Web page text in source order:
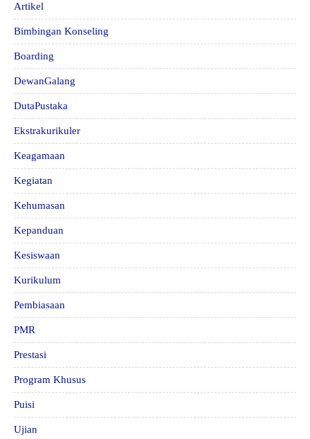
Artikel
Bimbingan Konseling
Boarding
DewanGalang
DutaPustaka
Ekstrakurikuler
Keagamaan
Kegiatan
Kehumasan
Kepanduan
Kesiswaan
Kurikulum
Pembiasaan
PMR
Prestasi
Program Khusus
Puisi
Ujian